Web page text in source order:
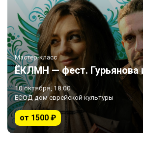
Мастер-класс
ЁКЛМН — фест. Гурьянова
10 октября, 18:00
ЕСОД дом еврейской культуры
от 1500 ₽